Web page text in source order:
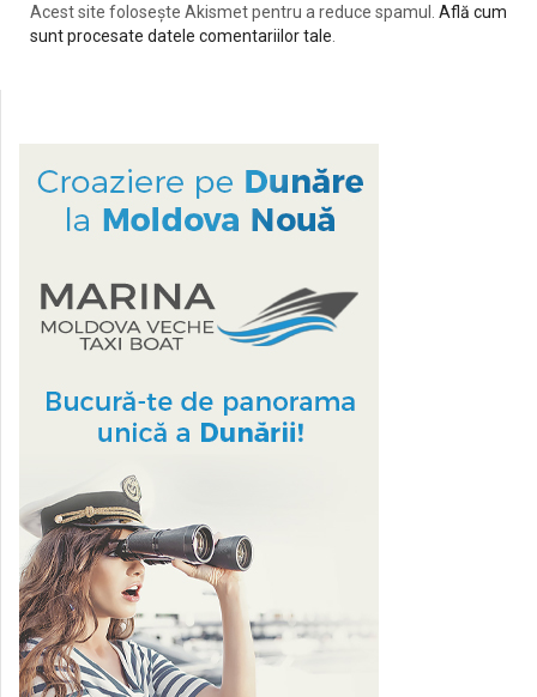
Acest site folosește Akismet pentru a reduce spamul. Află cum
sunt procesate datele comentariilor tale